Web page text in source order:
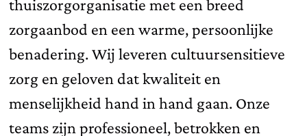
thuiszorgorganisatie met een breed
zorgaanbod en een warme, persoonlijke
benadering. Wij leveren cultuursensitieve
zorg en geloven dat kwaliteit en
menselijkheid hand in hand gaan. Onze
teams zijn professioneel, betrokken en